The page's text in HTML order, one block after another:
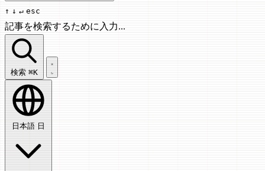
↑ ↓ ↵ esc
記事を検索するために入力...
記事を検索...
検索 ⌘K
日本語 日